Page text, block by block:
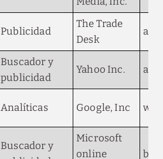
Publicidad
The Trade
Desk
Buscador y
publicidad
Yahoo Inc.
Analíticas Google, Inc
Buscador y
Microsoft
online